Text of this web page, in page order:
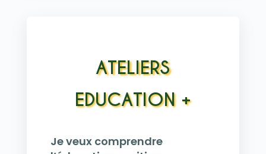
ATELIERS
EDUCATION +
Je veux comprendre